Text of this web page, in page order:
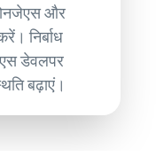
और
निर्बाध
डेवलपर
बढ़ाएं।